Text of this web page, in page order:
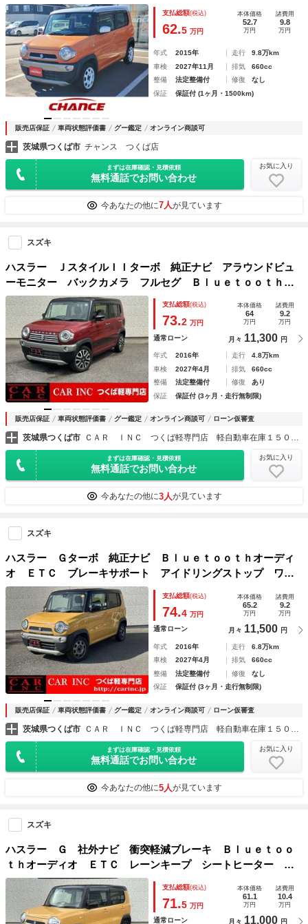
ター スマートキー 電動格納ミラー
支払総額(税込)
62.5 万円
本体価格
52.7
万円
諸費用
9.8
万円
年式 2015年 走行
9.8万km
車検
2027年11月 排気
660cc
整備
法定整備付 修復
なし
保証
保証付 (1ヶ月・1500km)
販売店保証 車両状態評価書 グー鑑定 オンライン商談可
茨城県つくば市 チャンス つくば店
まずは在庫確認・見積依頼
無料通話でお問い合わせ
お気に入り
今あなたの他に7人が見ています
スズキ
ハスラー ＪスタイルＩＩターボ 純正ナビ アラウンドビュ
ーモニター バックカメラ フルセグ Ｂｌｕｅｔｏｏｔｈ
クルーズコントロール 衝突軽減ブレーキ レーンキープアシ
スト シートヒーター ＨＩＤライト パドルシフト ＥＴＣ
支払総額(税込)
73.2 万円
本体価格
64
万円
諸費用
9.2
万円
通常ローン 月々 11,300 円
年式 2016年 走行
4.8万km
車検
2027年4月 排気
660cc
整備
法定整備付 修復
あり
保証
保証付 (3ヶ月・走行無制限)
販売店保証 車両状態評価書 グー鑑定 オンライン商談可 ローン仮審査
茨城県つくば市 ＣＡＲ ＩＮＣ つくば軽専門店 軽自動車在庫１５０台以上
まずは在庫確認・見積依頼
無料通話でお問い合わせ
お気に入り
今あなたの他に3人が見ています
スズキ
ハスラー Ｇターボ 純正ナビ Ｂｌｕｅｔｏｏｔｈオーディ
オ ＥＴＣ ブレーキサポート アイドリングストップ ワン
セグテレビ 前席シートヒーター オートライト スマートキ
ー プッシュスタート
支払総額(税込)
74.4 万円
本体価格
65.2
万円
諸費用
9.2
万円
通常ローン 月々 11,500 円
年式 2016年 走行
6.8万km
車検
2027年4月 排気
660cc
整備
法定整備付 修復
なし
保証
保証付 (3ヶ月・走行無制限)
販売店保証 車両状態評価書 グー鑑定 オンライン商談可 ローン仮審査
茨城県つくば市 ＣＡＲ ＩＮＣ つくば軽専門店 軽自動車在庫１５０台以上
まずは在庫確認・見積依頼
無料通話でお問い合わせ
お気に入り
今あなたの他に5人が見ています
スズキ
ハスラー Ｇ 社外ナビ 衝突軽減ブレーキ Ｂｌｕｅｔｏｏ
ｔｈオーディオ ＥＴＣ レーンキープ シートヒーター フ
ルセグ スマートキー プッシュスタート 電動格納ミラー
純正アルミホイール１５インチ
支払総額(税込)
71.5 万円
本体価格
61.1
万円
諸費用
10.4
万円
通常ローン 月々 11,000 円